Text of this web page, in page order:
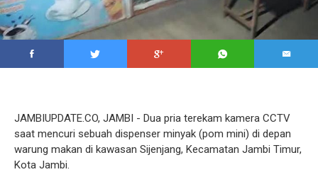
JAMBIUPDATE.CO, JAMBI - Dua pria terekam kamera CCTV
saat mencuri sebuah dispenser minyak (pom mini) di depan
warung makan di kawasan Sijenjang, Kecamatan Jambi Timur,
Kota Jambi.